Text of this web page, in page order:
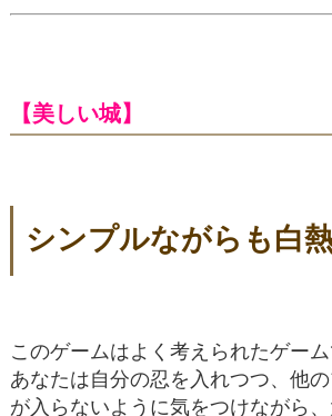
【美しい城】
シンプルながらも白
このゲームはよく考えられたゲーム
あなたは自分の忍を入れつつ、他
が入らないように気をつけながら